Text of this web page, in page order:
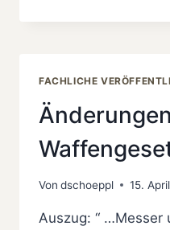
AUF
ZUM
FACHLICHE
Von dschoeppl 15.
Auszug: “